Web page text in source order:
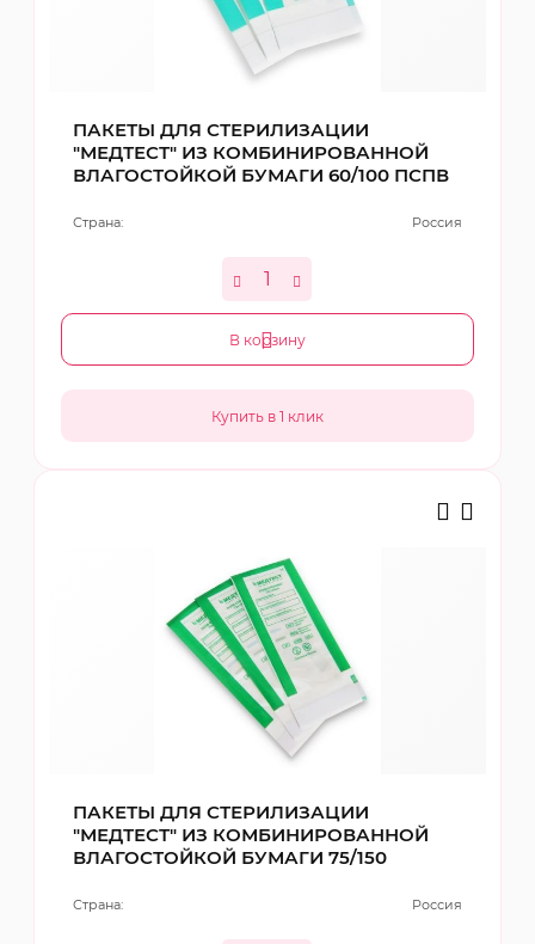
ПАКЕТЫ ДЛЯ СТЕРИЛИЗАЦИИ
"МЕДТЕСТ" ИЗ КОМБИНИРОВАННОЙ
ВЛАГОСТОЙКОЙ БУМАГИ 60/100 ПСПВ
Страна: Россия
В корзину
ПАКЕТЫ ДЛЯ СТЕРИЛИЗАЦИИ
"МЕДТЕСТ" ИЗ КОМБИНИРОВАННОЙ
ВЛАГОСТОЙКОЙ БУМАГИ 75/150
Страна: Россия